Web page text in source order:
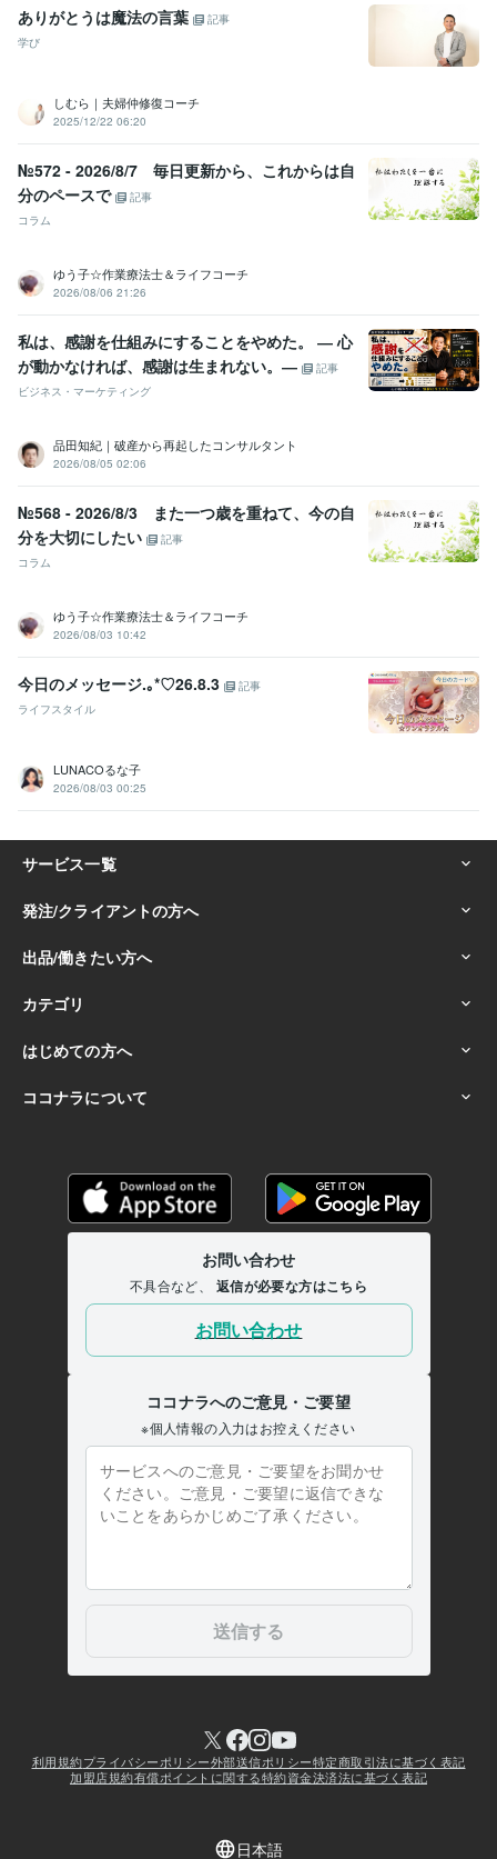
ありがとうは魔法の言葉
記事
学び
しむら｜夫婦仲修復コーチ
2025/12/22 06:20
№572 - 2026/8/7 毎日更新から、これからは自
分のペースで
記事
コラム
ゆう子☆作業療法士＆ライフコーチ
2026/08/06 21:26
私は、感謝を仕組みにすることをやめた。 ― 心
が動かなければ、感謝は生まれない。―
記事
ビジネス・マーケティング
品田知紀｜破産から再起したコンサルタント
2026/08/05 02:06
№568 - 2026/8/3 また一つ歳を重ねて、今の自
分を大切にしたい
記事
コラム
ゆう子☆作業療法士＆ライフコーチ
2026/08/03 10:42
今日のメッセージ.⁠｡⁠*⁠♡26.8.3
記事
ライフスタイル
LUNACOるな子
2026/08/03 00:25